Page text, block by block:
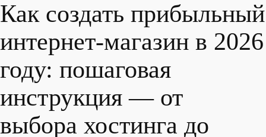
Как создать прибыльный
интернет-магазин в 2026
году: пошаговая
инструкция — от
выбора хостинга до